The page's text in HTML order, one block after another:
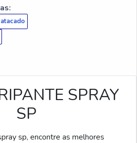
SPRAY
SP
sp, encontre as melhores